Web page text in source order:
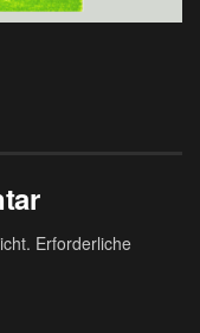
Erforderliche